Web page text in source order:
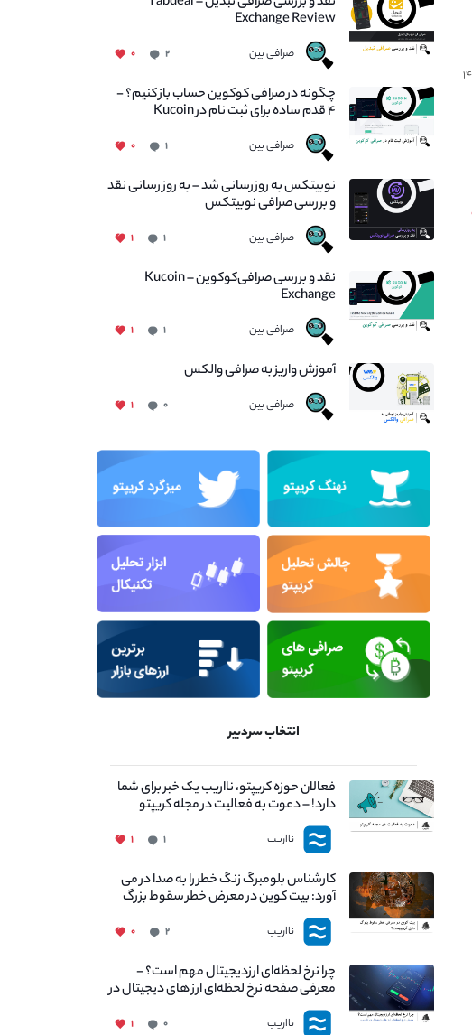
Exchange Review
صرافی بین ۲ ۰
چگونه در صرافی کوکوین حساب باز کنیم؟ -
۴ قدم ساده برای ثبت نام در Kucoin
صرافی بین ۱ ۰
نوبیتکس به روزرسانی شد – به روز رسانی نقد
و بررسی صرافی نوبیتکس
صرافی بین ۱ ۱
نقد و بررسی صرافی‌کوکوین – Kucoin
Exchange
صرافی بین ۱ ۱
آموزش واریز به صرافی والکس
صرافی بین ۰ ۱
انتخاب سردبیر
فعالان حوزه کریپتو، نااریب یک خبر برای شما
دارد! – دعوت به فعالیت در مجله کریپتو
نااریب ۱ ۱
کارشناس بلومبرگ زنگ خطر را به صدا در می
آورد: بیت کوین در معرض خطر سقوط بزرگ
است - دلیل آن چیست؟
نااریب ۲ ۰
چرا نرخ لحظه‌ای ارزدیجیتال مهم است؟ -
معرفی صفحه نرخ لحظه‌ای ارز های دیجیتال در
نااریب
نااریب ۰ ۱